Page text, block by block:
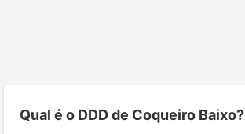
Qual é o DDD de Coqueiro Baixo?